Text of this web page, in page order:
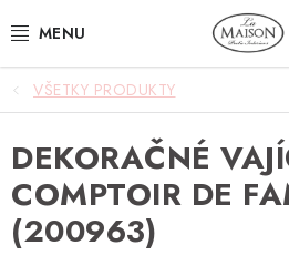
na
NOVINKY
AKCIA
ZÁHRADA
VŠETKY PRODUKTY
DEKORAČNÉ
COMPTOIR DE
(200963)